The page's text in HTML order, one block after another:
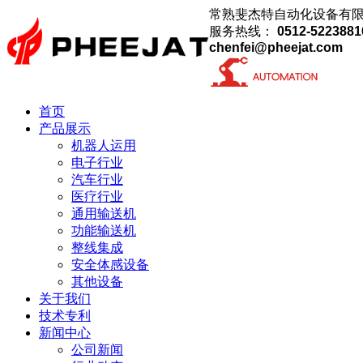
常熟斐杰特自动化设备有
服务热线：
0512-
chenfei@pheejat.com
首页
产品展示
机器人运用
电子行业
汽车行业
医疗行业
通用输送机
功能输送机
整线集成
安全体感设备
其他设备
关于我们
技术专利
新闻中心
公司新闻